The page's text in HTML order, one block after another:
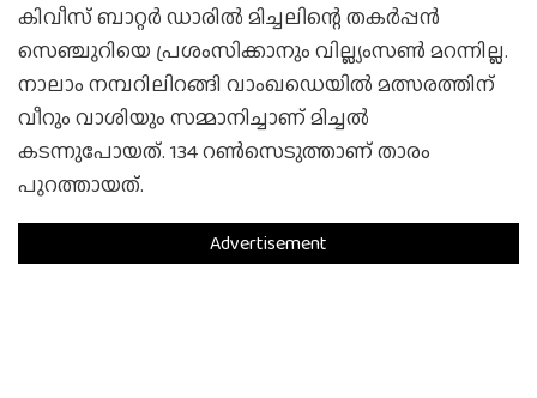
കിവീസ് ബാറ്റര്‍ ഡാരില്‍ മിച്ചലിന്റെ തകര്‍പ്പന്‍
സെഞ്ചുറിയെ പ്രശംസിക്കാനും വില്ല്യംസണ്‍ മറന്നില്ല.
നാലാം നമ്പറിലിറങ്ങി വാംഖഡെയില്‍ മത്സരത്തിന്
വീറും വാശിയും സമ്മാനിച്ചാണ് മിച്ചല്‍
കടന്നുപോയത്. 134 റണ്‍സെടുത്താണ് താരം
പുറത്തായത്.
Advertisement